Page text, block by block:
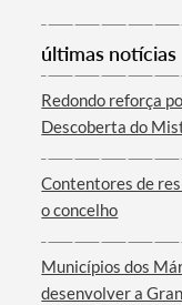
Termo de
Categorias
últimas notícias
Redondo reforça
Descoberta do
Contentores de
o concelho
Municípios dos
desenvolver a